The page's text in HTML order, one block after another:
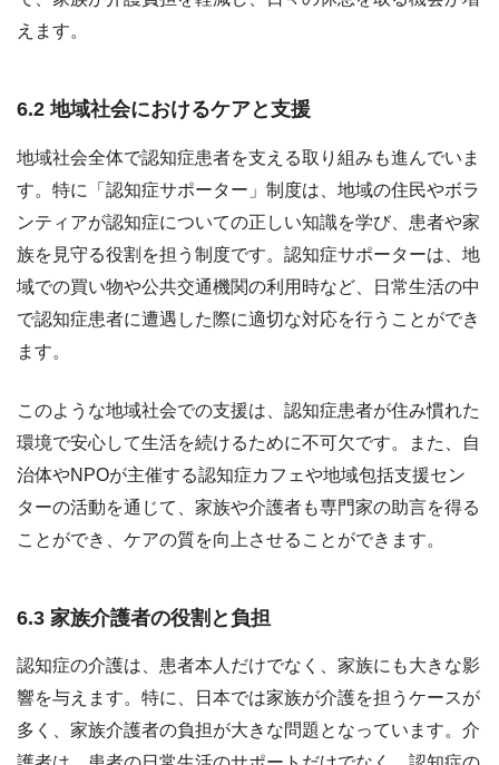
えます。
6.2 地域社会におけるケアと支援
地域社会全体で認知症患者を支える取り組みも進んでいま
す。特に「認知症サポーター」制度は、地域の住民やボラ
ンティアが認知症についての正しい知識を学び、患者や家
族を見守る役割を担う制度です。認知症サポーターは、地
域での買い物や公共交通機関の利用時など、日常生活の中
で認知症患者に遭遇した際に適切な対応を行うことができ
ます。
このような地域社会での支援は、認知症患者が住み慣れた
環境で安心して生活を続けるために不可欠です。また、自
治体やNPOが主催する認知症カフェや地域包括支援セン
ターの活動を通じて、家族や介護者も専門家の助言を得る
ことができ、ケアの質を向上させることができます。
6.3 家族介護者の役割と負担
認知症の介護は、患者本人だけでなく、家族にも大きな影
響を与えます。特に、日本では家族が介護を担うケースが
多く、家族介護者の負担が大きな問題となっています。介